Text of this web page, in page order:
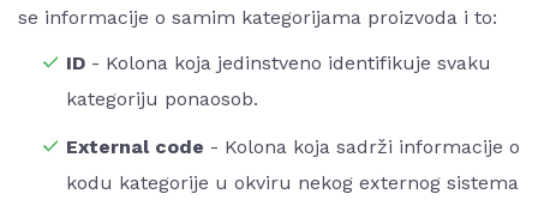
se informacije o samim kategorijama proizvoda i to:
ID - Kolona koja jedinstveno identifikuje svaku
kategoriju ponaosob.
External code - Kolona koja sadrži informacije o
kodu kategorije u okviru nekog externog sistema